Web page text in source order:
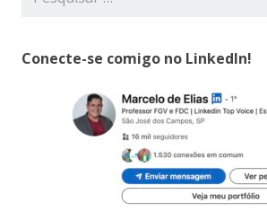
Conecte-se comigo no LinkedIn!